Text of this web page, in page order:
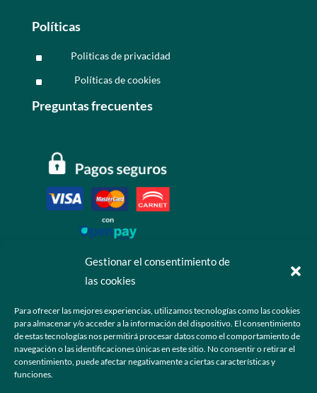
Gestionar el consentimiento de
las cookies
Para ofrecer las mejores experiencias, utilizamos tecnologías como las cookies
para almacenar y/o acceder a la información del dispositivo. El consentimiento
de estas tecnologías nos permitirá procesar datos como el comportamiento de
navegación o las identificaciones únicas en este sitio. No consentir o retirar el
consentimiento, puede afectar negativamente a ciertas características y
funciones.
Políticas
^ Politicas de privacidad
^ Políticas de cookies
Preguntas frecuentes
 +52 55 6173 7725 (Ventas)
 hola@grupo-omk.com